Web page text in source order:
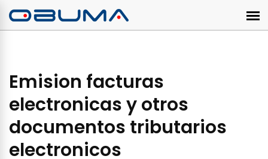
Emision facturas
electronicas y otros
documentos tributarios
electronicos